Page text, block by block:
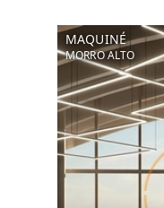
MAQUINÉ
MORRO ALTO